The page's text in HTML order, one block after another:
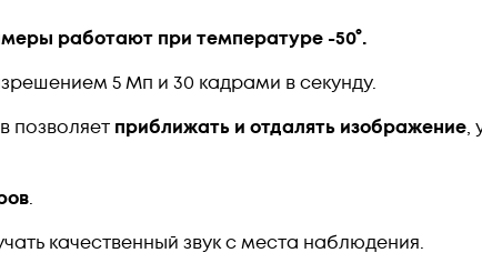
работают при температуре -50°.
5 Мп и 30 кадрами в секунду.
позволяет приближать и отдалять изображение,
.
качественный звук с места наблюдения.